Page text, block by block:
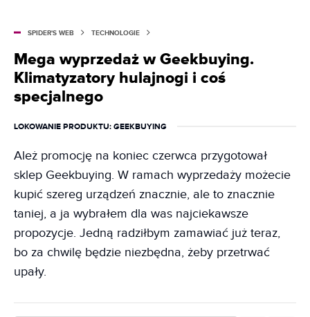
SPIDER'S WEB TECHNOLOGIE
Mega wyprzedaż w Geekbuying.
Klimatyzatory hulajnogi i coś
specjalnego
LOKOWANIE PRODUKTU: GEEKBUYING
Ależ promocję na koniec czerwca przygotował
sklep Geekbuying. W ramach wyprzedaży możecie
kupić szereg urządzeń znacznie, ale to znacznie
taniej, a ja wybrałem dla was najciekawsze
propozycje. Jedną radziłbym zamawiać już teraz,
bo za chwilę będzie niezbędna, żeby przetrwać
upały.